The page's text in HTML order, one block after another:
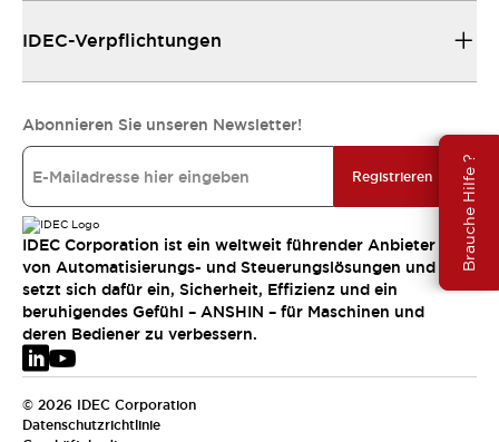
Brauche Hilfe ?
IDEC-Verpflichtungen
Abonnieren Sie unseren Newsletter!
Registrieren
IDEC Corporation ist ein weltweit führender Anbieter
von Automatisierungs- und Steuerungslösungen und
setzt sich dafür ein, Sicherheit, Effizienz und ein
beruhigendes Gefühl – ANSHIN – für Maschinen und
deren Bediener zu verbessern.
© 2026 IDEC Corporation
Datenschutzrichtlinie